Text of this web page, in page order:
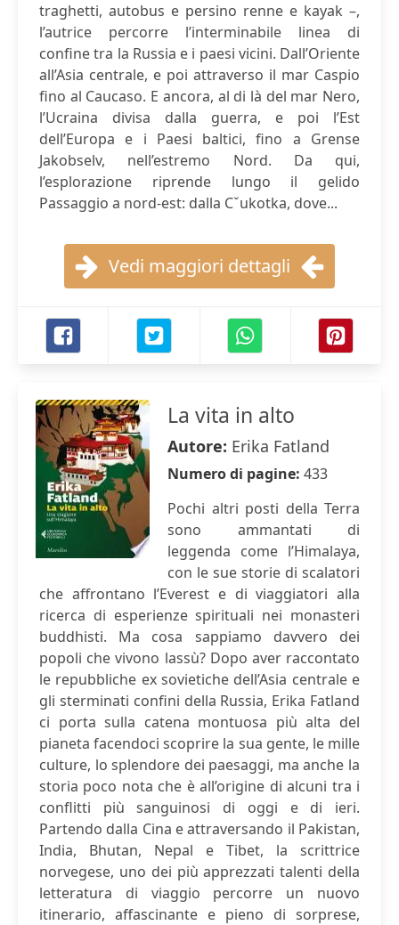
traghetti, autobus e persino renne e kayak –,
l’autrice percorre l’interminabile linea di
confine tra la Russia e i paesi vicini. Dall’Oriente
all’Asia centrale, e poi attraverso il mar Caspio
fino al Caucaso. E ancora, al di là del mar Nero,
l’Ucraina divisa dalla guerra, e poi l’Est
dell’Europa e i Paesi baltici, fino a Grense
Jakobselv, nell’estremo Nord. Da qui,
l’esplorazione riprende lungo il gelido
Passaggio a nord-est: dalla Cˇukotka, dove...
Vedi maggiori dettagli
La vita in alto
Autore: Erika Fatland
Numero di pagine: 433
Pochi altri posti della Terra
sono ammantati di
leggenda come l’Himalaya,
con le sue storie di scalatori
che affrontano l’Everest e di viaggiatori alla
ricerca di esperienze spirituali nei monasteri
buddhisti. Ma cosa sappiamo davvero dei
popoli che vivono lassù? Dopo aver raccontato
le repubbliche ex sovietiche dell’Asia centrale e
gli sterminati confini della Russia, Erika Fatland
ci porta sulla catena montuosa più alta del
pianeta facendoci scoprire la sua gente, le mille
culture, lo splendore dei paesaggi, ma anche la
storia poco nota che è all’origine di alcuni tra i
conflitti più sanguinosi di oggi e di ieri.
Partendo dalla Cina e attraversando il Pakistan,
India, Bhutan, Nepal e Tibet, la scrittrice
norvegese, uno dei più apprezzati talenti della
letteratura di viaggio percorre un nuovo
itinerario, affascinante e pieno di sorprese,